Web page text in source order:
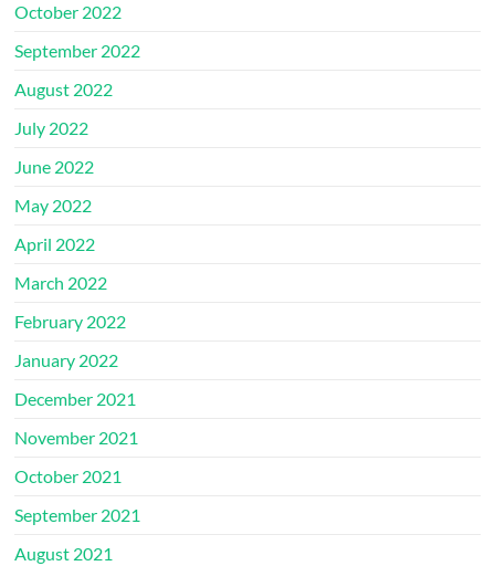
October 2022
September 2022
August 2022
July 2022
June 2022
May 2022
April 2022
March 2022
February 2022
January 2022
December 2021
November 2021
October 2021
September 2021
August 2021